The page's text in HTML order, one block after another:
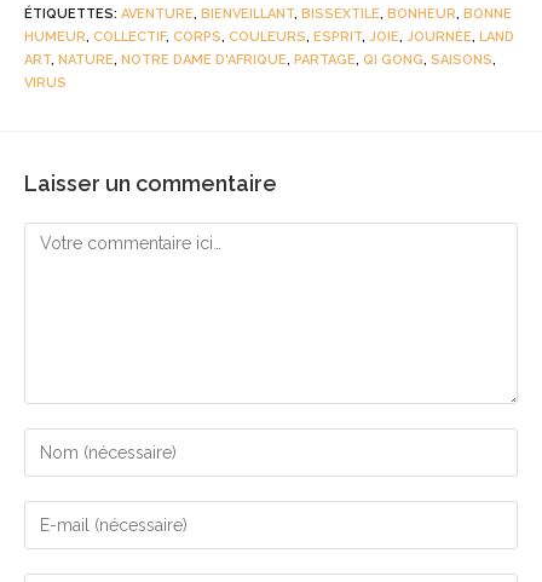
ÉTIQUETTES: AVENTURE, BIENVEILLANT, BISSEXTILE, BONHEUR, BONNE
HUMEUR, COLLECTIF, CORPS, COULEURS, ESPRIT, JOIE, JOURNÉE, LAND
ART, NATURE, NOTRE DAME D'AFRIQUE, PARTAGE, QI GONG, SAISONS,
VIRUS
Laisser un commentaire